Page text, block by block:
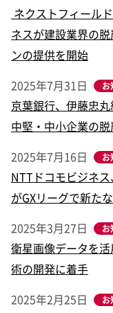
ネクストフィール
ネスが建設業界の
ンの提供を開始
2025年7月31日 お
京葉銀行、伊藤忠
中堅・中小企業の
2025年7月16日 お
NTTドコモビジネ
がGXリーグで新た
2025年3月27日 お
衛星画像データを
術の開発に着手
2025年2月25日 お